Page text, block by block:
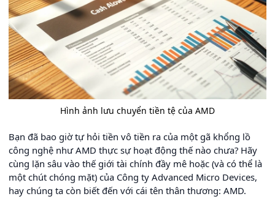
Hình ảnh lưu chuyển tiền tệ của AMD
Bạn đã bao giờ tự hỏi tiền vô tiền ra của một gã khổng lồ
công nghệ như AMD thực sự hoạt động thế nào chưa? Hãy
cùng lặn sâu vào thế giới tài chính đầy mê hoặc (và có thể là
một chút chóng mặt) của Công ty Advanced Micro Devices,
hay chúng ta còn biết đến với cái tên thân thương: AMD.